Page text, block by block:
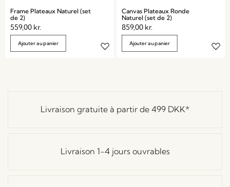
Frame Plateaux Naturel (set
de 2)
559,00 kr.
Ajouter au panier
Canvas Plateaux Ronde
Naturel (set de 2)
859,00 kr.
Ajouter au panier
Livraison gratuite à partir de 499 DKK*
Livraison 1-4 jours ouvrables